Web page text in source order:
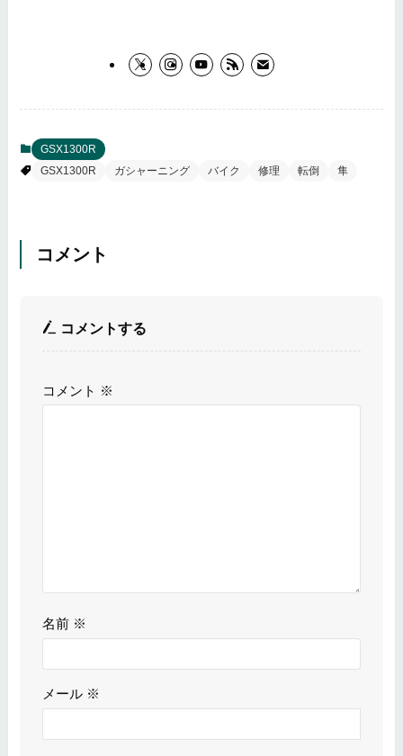
GSX1300R
GSX1300R
ガシャーニング バイク 修理 転倒 隼
コメント
コメントする
コメント ※
名前 ※
メール ※